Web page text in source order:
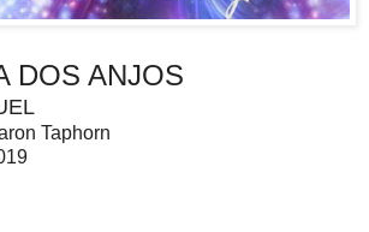
DOS ANJOS
Taphorn